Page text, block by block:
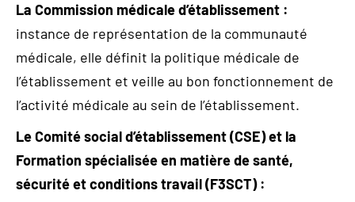
La Commission médicale d’établissement :
instance de représentation de la communauté
médicale, elle définit la politique médicale de
l’établissement et veille au bon fonctionnement de
l’activité médicale au sein de l’établissement.
Le Comité social d’établissement (CSE) et la
Formation spécialisée en matière de santé,
sécurité et conditions travail (F3SCT) :